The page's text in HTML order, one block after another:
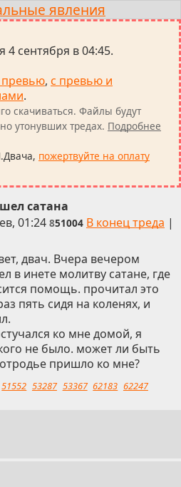
явления
4 сентября в 04:45.
превью, с превью и
.
скачиваться. Файлы будут
утонувших тредах. Подробнее
пожертвуйте на оплату
сатана
01:24 851004 В конец треда |
двач. Вчера вечером
в инете молитву сатане, где
помощь. прочитал это
пять сидя на коленях, и
ко мне домой, я
не было. может ли быть
пришло ко мне?
51552 53287 53367 62183 62247